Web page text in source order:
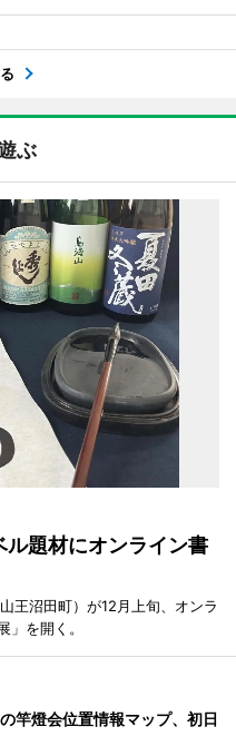
ぶ
題材にオンライン書
王沼田町）が12月上旬、オンラ
」を開く。
竿燈会位置情報マップ、初日